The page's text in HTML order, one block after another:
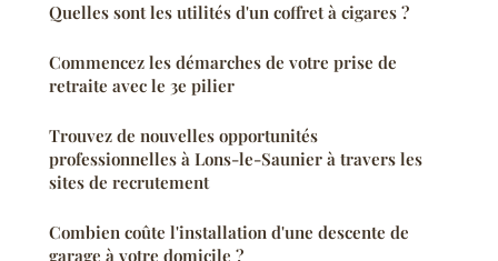
Quelles sont les utilités d'un coffret à cigares ?
Commencez les démarches de votre prise de
retraite avec le 3e pilier
Trouvez de nouvelles opportunités
professionnelles à Lons-le-Saunier à travers les
sites de recrutement
Combien coûte l'installation d'une descente de
garage à votre domicile ?